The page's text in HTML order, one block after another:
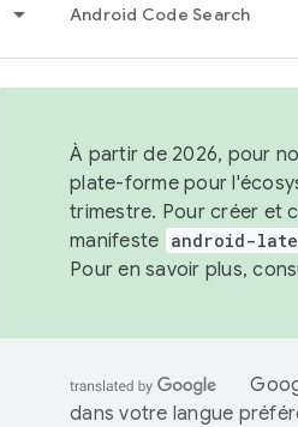
Android Code Search
À partir de 2026, pour
plate-forme pour
trimestre. Pour créer et
manifeste android-
Pour en savoir plus,
dans votre langue